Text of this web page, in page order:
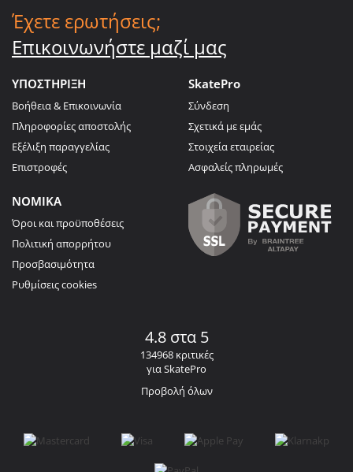
Έχετε ερωτήσεις;
Επικοινωνήστε μαζί μας
ΥΠΟΣΤΗΡΙΞΗ
Βοήθεια & Επικοινωνία
Πληροφορίες αποστολής
Εξέλιξη παραγγελίας
Επιστροφές
SkatePro
Σύνδεση
Σχετικά με εμάς
Στοιχεία εταιρείας
Ασφαλείς πληρωμές
ΝΟΜΙΚΑ
Όροι και προϋποθέσεις
Πολιτική απορρήτου
Προσβασιμότητα
Ρυθμίσεις cookies
4.8 στα 5
134968 κριτικές
για SkatePro
Προβολή όλων